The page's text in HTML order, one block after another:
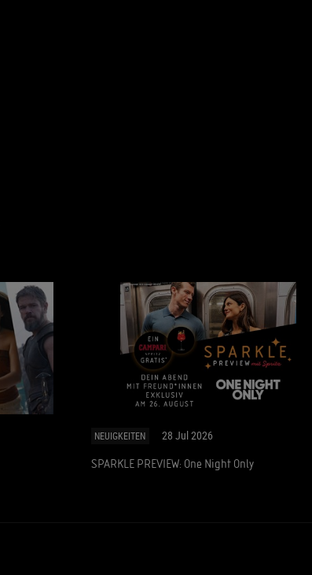
NEUIGKEITEN 28 Jul 2026
SPARKLE PREVIEW: One Night Only